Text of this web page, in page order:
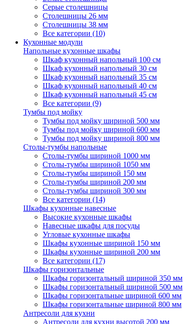
Серые столешницы
Столешницы 26 мм
Столешницы 38 мм
Все категории (10)
Кухонные модули
Напольные кухонные шкафы
Шкаф кухонный напольный 100 см
Шкаф кухонный напольный 30 см
Шкаф кухонный напольный 35 см
Шкаф кухонный напольный 40 см
Шкаф кухонный напольный 45 см
Все категории (9)
Тумбы под мойку
Тумбы под мойку шириной 500 мм
Тумбы под мойку шириной 600 мм
Тумбы под мойку шириной 800 мм
Столы-тумбы напольные
Столы-тумбы шириной 1000 мм
Столы-тумбы шириной 1050 мм
Столы-тумбы шириной 150 мм
Столы-тумбы шириной 200 мм
Столы-тумбы шириной 300 мм
Все категории (14)
Шкафы кухонные навесные
Высокие кухонные шкафы
Навесные шкафы для посуды
Угловые кухонные шкафы
Шкафы кухонные шириной 150 мм
Шкафы кухонные шириной 200 мм
Все категории (17)
Шкафы горизонтальные
Шкафы горизонтальный шириной 350 мм
Шкафы горизонтальный шириной 500 мм
Шкафы горизонтальные шириной 600 мм
Шкафы горизонтальные шириной 800 мм
Антресоли для кухни
Антресоли для кухни высотой 200 мм